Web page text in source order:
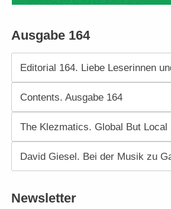
Ausgabe 164
Editorial 164. Liebe Leserinnen
Contents. Ausgabe 164
The Klezmatics. Global But Local
David Giesel. Bei der Musik zu
Newsletter